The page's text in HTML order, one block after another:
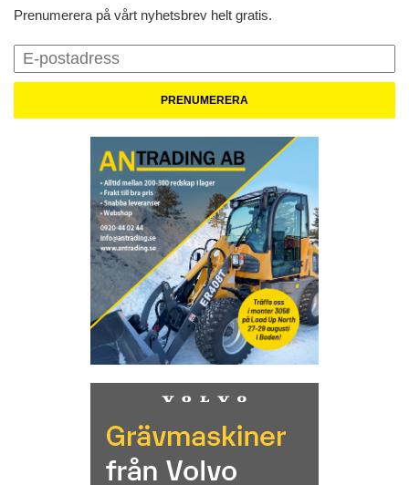
Prenumerera på vårt nyhetsbrev helt gratis.